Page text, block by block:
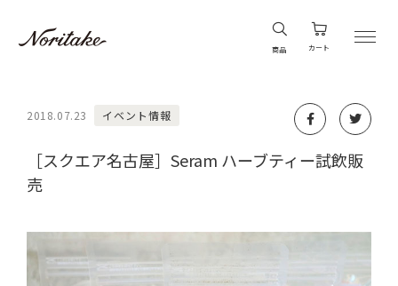
商品 カート
2018.07.23 イベント情報
［スクエア名古屋］Seram ハーブティー試飲販
売